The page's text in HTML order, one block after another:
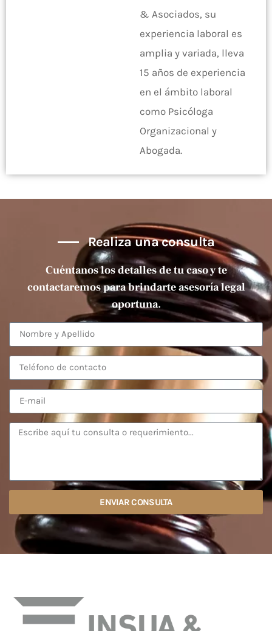
& Asociados, su
experiencia laboral es
amplia y variada, lleva
15 años de experiencia
en el ámbito laboral
como Psicóloga
Organizacional y
Abogada.
Realiza una consulta
Cuéntanos los detalles de tu caso y te
contactaremos para brindarte asesoría legal
oportuna.
ENVIAR CONSULTA